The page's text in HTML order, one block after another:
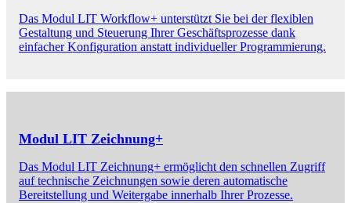
Das Modul LIT Workflow+ unterstützt Sie bei der flexiblen
Gestaltung und Steuerung Ihrer Geschäftsprozesse dank
einfacher Konfiguration anstatt individueller Programmierung.
Modul LIT Zeichnung+
Das Modul LIT Zeichnung+ ermöglicht den schnellen Zugriff
auf technische Zeichnungen sowie deren automatische
Bereitstellung und Weitergabe innerhalb Ihrer Prozesse.